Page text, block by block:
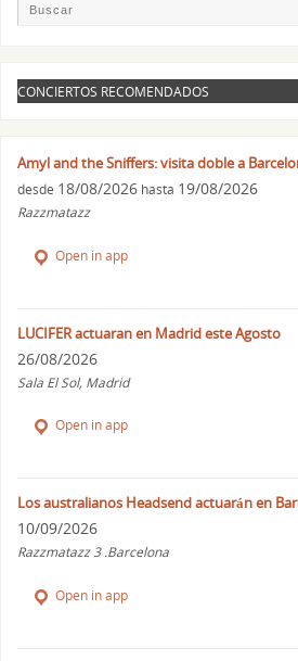
CONCIERTOS RECOMENDADOS
Amyl and the Sniffers: visita doble a
desde 18/08/2026 hasta 19/08/2026
Razzmatazz
Open in app
LUCIFER actuaran en Madrid este Agosto
26/08/2026
Sala El Sol, Madrid
Open in app
Los australianos Headsend actuarán en
10/09/2026
Razzmatazz 3 .Barcelona
Open in app